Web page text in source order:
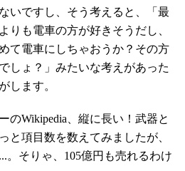
いですし、そう考えると、「最
りも電車の方が好きそうだし、
て電車にしちゃおうか？その方
しょ？」みたいな考えがあった
します。
のWikipedia、縦に長い！武器と
と項目数を数えてみましたが、
。そりゃ、105億円も売れるわけ